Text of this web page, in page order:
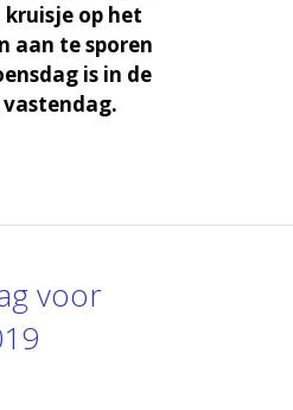
kruisje op het
aan te sporen
is in de
voor